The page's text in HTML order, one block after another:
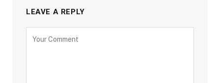
LEAVE A REPLY